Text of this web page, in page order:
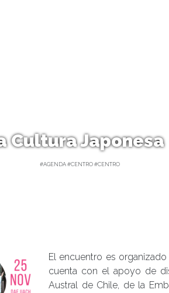
Cultura Japonesa
#AGENDA #CENTRO #CENTRO
El encuentro es
cuenta con el apoyo de
Austral de Chile, de la